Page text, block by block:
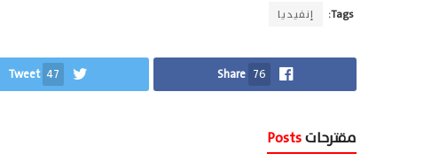
Tags: إنفيديا
Share 76
Tweet 47
مقترحات